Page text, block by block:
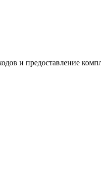
и предоставление